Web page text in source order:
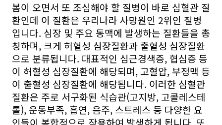
봄이 오면서 또 조심해야 할 질병이 바로 심혈관 질
환인데 이 질환은 우리나라 사망원인 2위인 질병
입니다. 심장 및 주요 동맥에 발생하는 질환들을 총
칭하며, 크게 허혈성 심장질환과 출혈성 심장질환
으로 분류됩니다. 대표적인 심근경색증, 협심증 등
이 허혈성 심장질환에 해당되며, 고혈압, 부정맥 등
이 출혈성 심장질환에 해당됩니다. 이러한 심혈관
질환은 주로 서구화된 식습관(고지방, 고콜레스테
롤), 운동부족, 흡연, 음주, 스트레스 등 다양한 요